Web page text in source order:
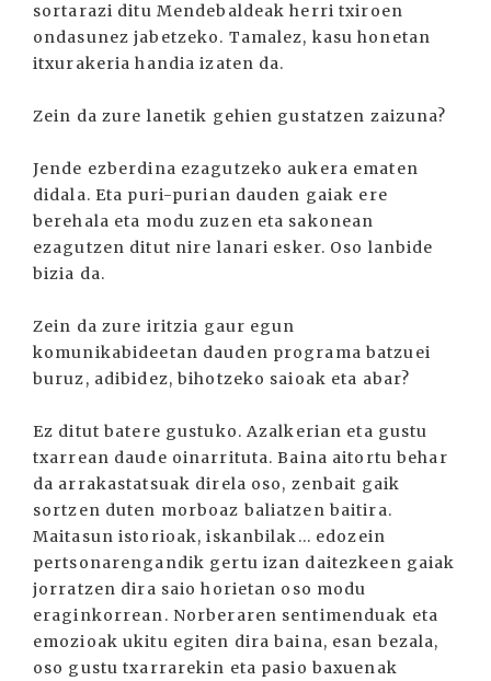
sortarazi ditu Mendebaldeak herri txiroen
ondasunez jabetzeko. Tamalez, kasu honetan
itxurakeria handia izaten da.
Zein da zure lanetik gehien gustatzen zaizuna?
Jende ezberdina ezagutzeko aukera ematen
didala. Eta puri-purian dauden gaiak ere
berehala eta modu zuzen eta sakonean
ezagutzen ditut nire lanari esker. Oso lanbide
bizia da.
Zein da zure iritzia gaur egun
komunikabideetan dauden programa batzuei
buruz, adibidez, bihotzeko saioak eta abar?
Ez ditut batere gustuko. Azalkerian eta gustu
txarrean daude oinarrituta. Baina aitortu behar
da arrakastatsuak direla oso, zenbait gaik
sortzen duten morboaz baliatzen baitira.
Maitasun istorioak, iskanbilak... edozein
pertsonarengandik gertu izan daitezkeen gaiak
jorratzen dira saio horietan oso modu
eraginkorrean. Norberaren sentimenduak eta
emozioak ukitu egiten dira baina, esan bezala,
oso gustu txarrarekin eta pasio baxuenak